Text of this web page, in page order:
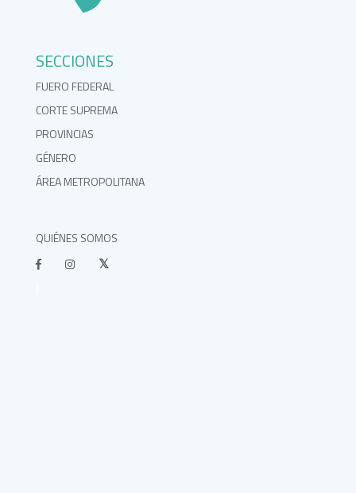
SECCIONES
FUERO FEDERAL
CORTE SUPREMA
PROVINCIAS
GÉNERO
ÁREA METROPOLITANA
QUIÉNES SOMOS